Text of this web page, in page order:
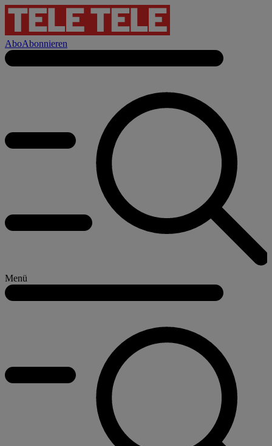
AboAbonnieren
Menü